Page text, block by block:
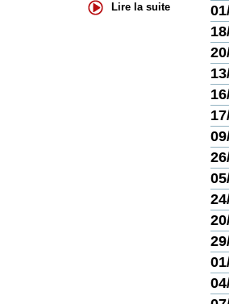
Lire la suite